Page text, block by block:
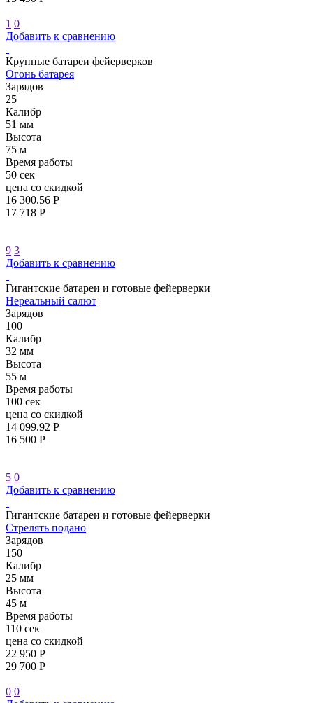
1 0
Добавить к сравнению
Крупные батареи фейерверков
Огонь батарея
Зарядов
25
Калибр
51 мм
Высота
75 м
Время работы
50 сек
цена со скидкой
16 300.56 Р
17 718 Р
9 3
Добавить к сравнению
Гигантские батареи и готовые фейерверки
Нереальный салют
Зарядов
100
Калибр
32 мм
Высота
55 м
Время работы
100 сек
цена со скидкой
14 099.92 Р
16 500 Р
5 0
Добавить к сравнению
Гигантские батареи и готовые фейерверки
Стрелять подано
Зарядов
150
Калибр
25 мм
Высота
45 м
Время работы
110 сек
цена со скидкой
22 950 Р
29 700 Р
0 0